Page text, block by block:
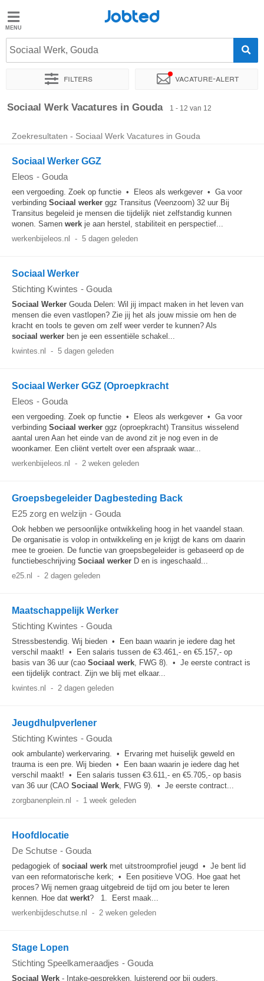
Jobted
Vacatures
Salarissen
Jobted
Sociaal Werk, Gouda
Filters Vacature-alert
Sorteer op Exacte locatie Soort dienstverband
Sociaal Werk Vacatures in Gouda 1 - 12 van 12
Zoekresultaten - Sociaal Werk Vacatures in Gouda
Sociaal Werker GGZ
Eleos - Gouda
een vergoeding. Zoek op functie • Eleos als werkgever • Ga voor
verbinding Sociaal werker ggz Transitus (Veenzoom) 32 uur Bij
Transitus begeleid je mensen die tijdelijk niet zelfstandig kunnen
wonen. Samen werk je aan herstel, stabiliteit en perspectief...
werkenbijeleos.nl
- 5 dagen geleden
Sociaal Werker
Stichting Kwintes - Gouda
Sociaal Werker Gouda Delen: Wil jij impact maken in het leven van
mensen die even vastlopen? Zie jij het als jouw missie om hen de
kracht en tools te geven om zelf weer verder te kunnen? Als
sociaal werker ben je een essentiële schakel...
kwintes.nl
- 5 dagen geleden
Sociaal Werker GGZ (Oproepkracht
Eleos - Gouda
een vergoeding. Zoek op functie • Eleos als werkgever • Ga voor
verbinding Sociaal werker ggz (oproepkracht) Transitus wisselend
aantal uren Aan het einde van de avond zit je nog even in de
woonkamer. Een cliënt vertelt over een afspraak waar...
werkenbijeleos.nl
- 2 weken geleden
Groepsbegeleider Dagbesteding Back
E25 zorg en welzijn - Gouda
Ook hebben we persoonlijke ontwikkeling hoog in het vaandel staan.
De organisatie is volop in ontwikkeling en je krijgt de kans om daarin
mee te groeien. De functie van groepsbegeleider is gebaseerd op de
functiebeschrijving Sociaal werker D en is ingeschaald...
e25.nl
- 2 dagen geleden
Maatschappelijk Werker
Stichting Kwintes - Gouda
Stressbestendig. Wij bieden • Een baan waarin je iedere dag het
verschil maakt! • Een salaris tussen de €3.461,- en €5.157,- op
basis van 36 uur (cao Sociaal werk, FWG 8). • Je eerste contract is
een tijdelijk contract. Zijn we blij met elkaar...
kwintes.nl
- 2 dagen geleden
Jeugdhulpverlener
Stichting Kwintes - Gouda
ook ambulante) werkervaring. • Ervaring met huiselijk geweld en
trauma is een pre. Wij bieden • Een baan waarin je iedere dag het
verschil maakt! • Een salaris tussen €3.611,- en €5.705,- op basis
van 36 uur (CAO Sociaal Werk, FWG 9). • Je eerste contract...
zorgbanenplein.nl
- 1 week geleden
Hoofdlocatie
De Schutse - Gouda
pedagogiek of sociaal werk met uitstroomprofiel jeugd • Je bent lid
van een reformatorische kerk; • Een positieve VOG. Hoe gaat het
proces? Wij nemen graag uitgebreid de tijd om jou beter te leren
kennen. Hoe dat werkt? 1. Eerst maak...
werkenbijdeschutse.nl
- 2 weken geleden
Stage Lopen
Stichting Speelkameraadjes - Gouda
Sociaal Werk - Intake-gesprekken, luisterend oor bij ouders,